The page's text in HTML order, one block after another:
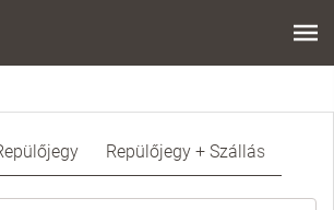
Repülőjegy + Szállás